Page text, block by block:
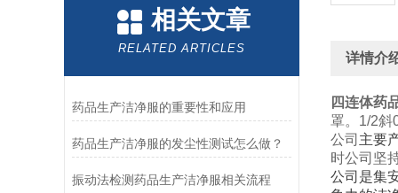
相关文章
RELATED ARTICLES
药品生产洁净服的重要性和应用
药品生产洁净服的发尘性测试怎么做？
振动法检测药品生产洁净服相关流程
详情介
四连体药
罩。1/2斜
公司 主要
时公司坚
公司是集